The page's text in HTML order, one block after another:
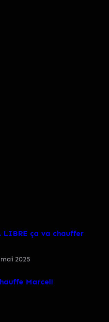
LIBRE ça va chauffer
2025
Marcel!